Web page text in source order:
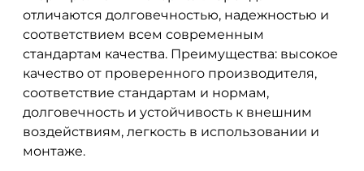
отличаются долговечностью, надежностью и
соответствием всем современным
стандартам качества. Преимущества: высокое
качество от проверенного производителя,
соответствие стандартам и нормам,
долговечность и устойчивость к внешним
воздействиям, легкость в использовании и
монтаже.